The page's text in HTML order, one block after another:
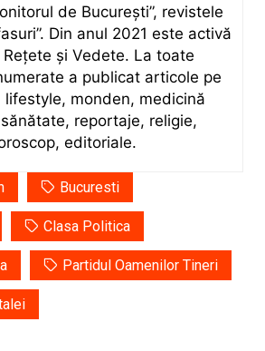
de București”, revistele
Din anul 2021 este activă
și Vedete. La toate
a publicat articole pe
lifestyle, monden, medicină
reportaje, religie,
editoriale.
Bucuresti
Clasa Politica
Partidul Oamenilor Tineri